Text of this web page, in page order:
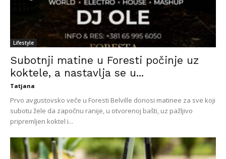
Lifestyle
Subotnji matine u Foresti počinje uz
koktele, a nastavlja se u...
Tatjana
Prvo avgustovsko veče u Foresti Belville donosi matinee za sve koji
subotu žele da započnu ranije, u otvorenoj bašti, uz pažljivo
pripremljen koktel i...